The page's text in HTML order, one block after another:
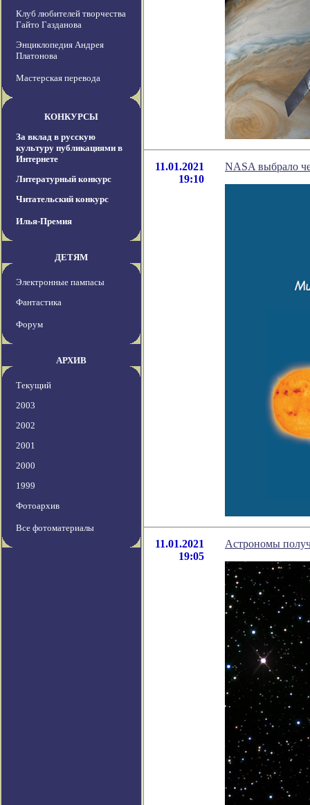
Клуб любителей творчества
Гайто Газданова
Энциклопедия Андрея
Платонова
Мастерская перевода
КОНКУРСЫ
За вклад в русскую
культуру публикациями в
Интернете
Литературный конкурс
Читательский конкурс
Илья-Премия
ДЕТЯМ
Электронные пампасы
Фантастика
Форум
АРХИВ
Текущий
2003
2002
2001
2000
1999
Фотоархив
Все фотоматериалы
11.01.2021
19:10
NASA выбрало
11.01.2021
19:05
Астрономы